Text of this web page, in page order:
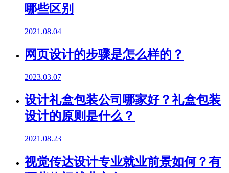
哪些区别
2021.08.04
网页设计的步骤是怎么样的？
2023.03.07
设计礼盒包装公司哪家好？礼盒包装
设计的原则是什么？
2021.08.23
视觉传达设计专业就业前景如何？有